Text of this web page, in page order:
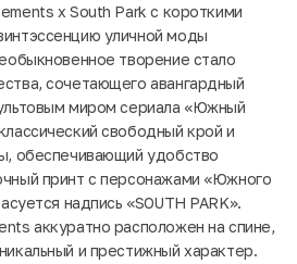
x South Park с короткими
уличной моды
творение стало
сочетающего авангардный
миром сериала «Южный
свободный крой и
обеспечивающий удобство
принт с персонажами «Южного
надпись «SOUTH PARK».
аккуратно расположен на спине,
и престижный характер.